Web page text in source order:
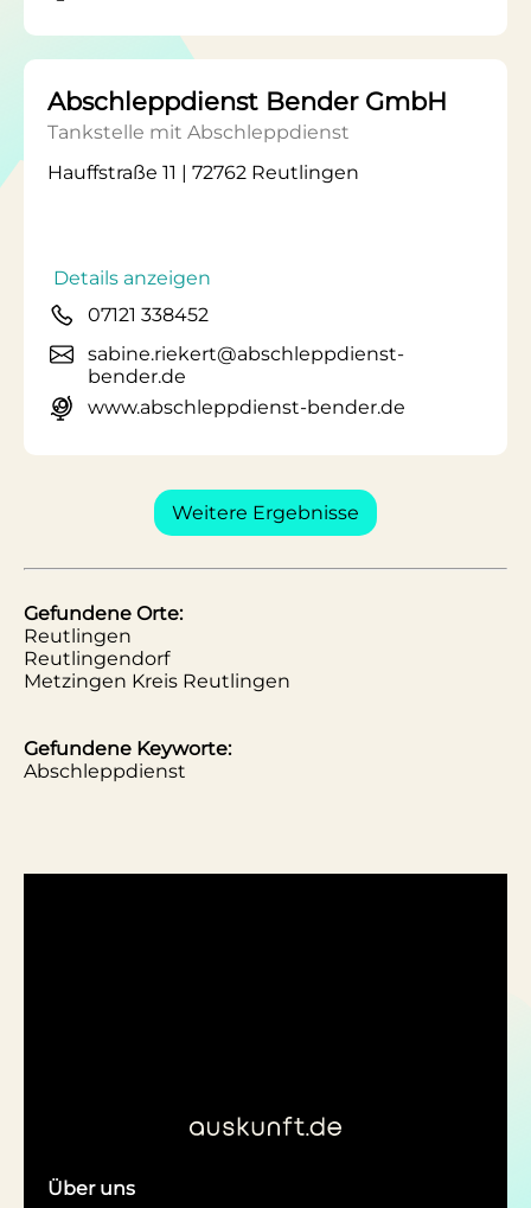
Abschleppdienst Bender GmbH
Tankstelle mit Abschleppdienst
Hauffstraße 11 | 72762 Reutlingen
Details anzeigen
07121 338452
sabine.riekert@abschleppdienst-
bender.de
www.abschleppdienst-bender.de
Weitere Ergebnisse
Gefundene Orte:
Reutlingen
Reutlingendorf
Metzingen Kreis Reutlingen
Gefundene Keyworte:
Abschleppdienst
Über uns